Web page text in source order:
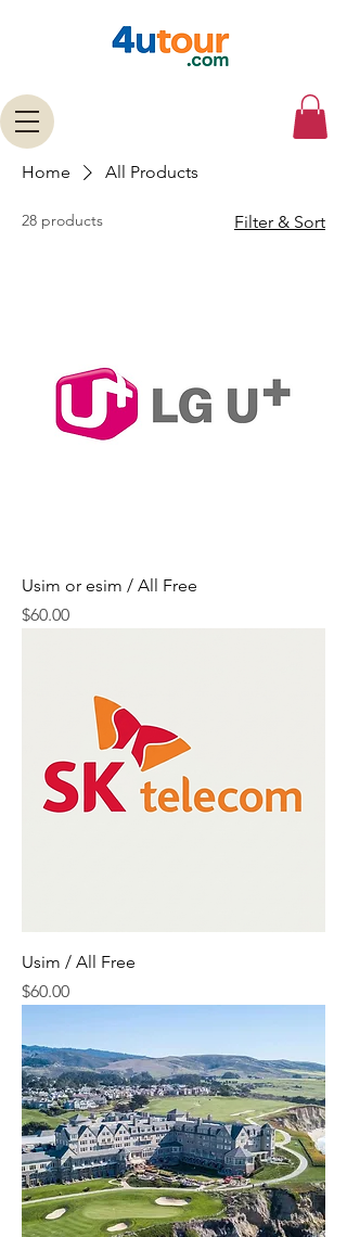
Home All Products
28 products Filter & Sort
Usim or esim / All Free
Price
$60.00
Usim / All Free
Price
$60.00